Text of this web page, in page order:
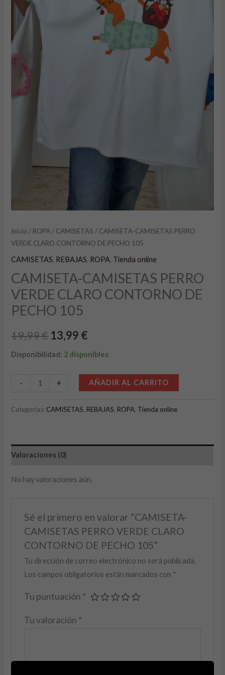
Inicio / ROPA / CAMISETAS / CAMISETA-CAMISETAS PERRO
VERDE CLARO CONTORNO DE PECHO 105
CAMISETAS, REBAJAS, ROPA, Tienda online
CAMISETA-CAMISETAS PERRO
VERDE CLARO CONTORNO DE
PECHO 105
19,99€ 13,99 €
Disponibilidad: 2 disponibles
- + AÑADIR AL CARRITO
Categorías: CAMISETAS, REBAJAS, ROPA, Tienda online
Valoraciones (0)
No hay valoraciones aún.
Sé el primero en valorar “CAMISETA-
CAMISETAS PERRO VERDE CLARO
CONTORNO DE PECHO 105”
Tu dirección de correo electrónico no será publicada.
Los campos obligatorios están marcados con *
Tu puntuación *
Tu valoración *